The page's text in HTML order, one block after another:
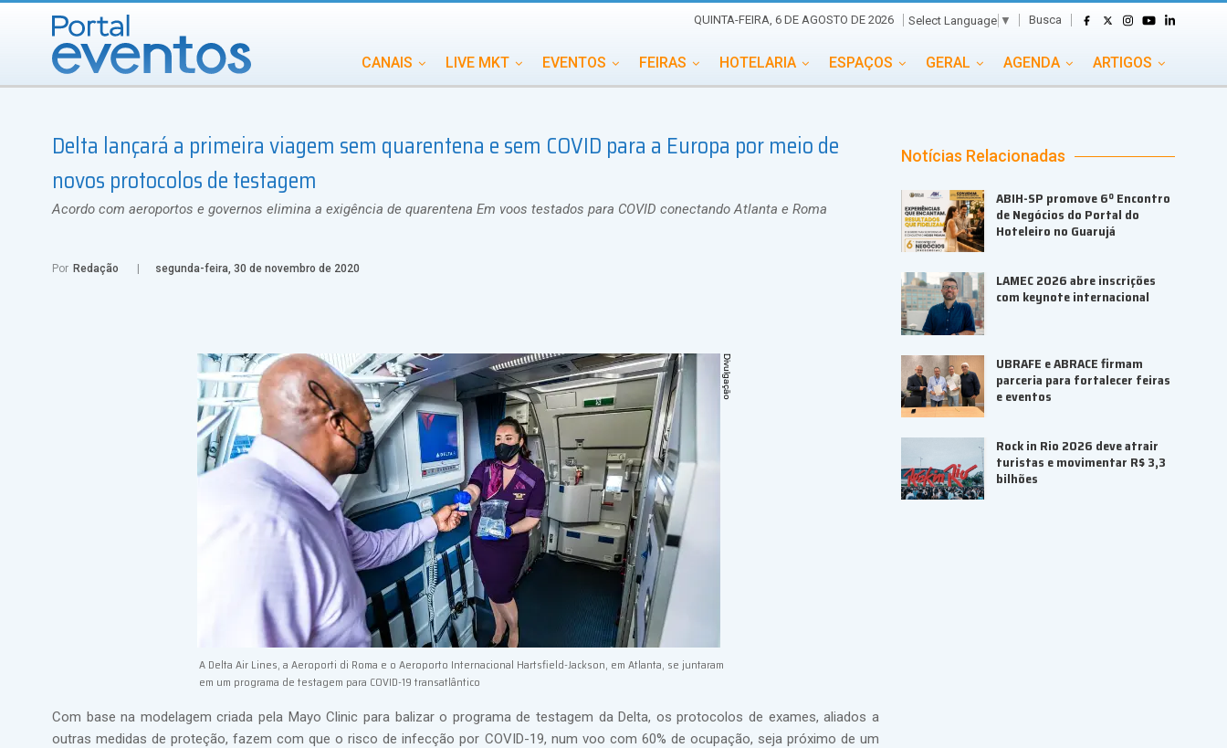
QUINTA-FEIRA, 6 DE AGOSTO DE 2026 Select Language ▼ Busca
CANAIS LIVE MKT EVENTOS FEIRAS HOTELARIA ESPAÇOS GERAL AGENDA ARTIGOS
INCENTIVOS INTERNACIONAL MEMORIAL DE EVENTOS PERSONALIDADE PORTAL EVENTOS TV TRANSPORTES
TURISMO VAI E VEM
Delta lançará a primeira viagem sem quarentena e sem COVID para a Europa por meio de
novos protocolos de testagem
Acordo com aeroportos e governos elimina a exigência de quarentena Em voos testados para COVID conectando Atlanta e Roma
Por Redação segunda-feira, 30 de novembro de 2020
A Delta Air Lines, a Aeroporti di Roma e o Aeroporto Internacional Hartsfield-Jackson, em Atlanta, se juntaram
em um programa de testagem para COVID-19 transatlântico
Com base na modelagem criada pela Mayo Clinic para balizar o programa de testagem da Delta, os protocolos de exames, aliados a
outras medidas de proteção, fazem com que o risco de infecção por COVID-19, num voo com 60% de ocupação, seja próximo de um
Notícias Relacionadas
ABIH-SP promove 6º Encontro
de Negócios do Portal do
Hoteleiro no Guarujá
LAMEC 2026 abre inscrições
com keynote internacional
UBRAFE e ABRACE firmam
parceria para fortalecer feiras
e eventos
Rock in Rio 2026 deve atrair
turistas e movimentar R$ 3,3
bilhões